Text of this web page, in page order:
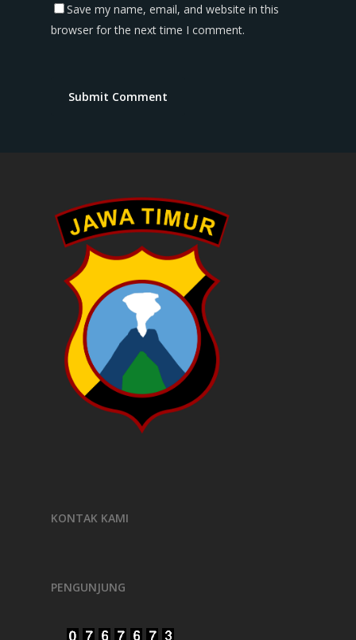
Save my name, email, and website in this
browser for the next time I comment.
KONTAK KAMI
PENGUNJUNG